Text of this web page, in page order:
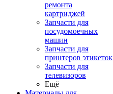
ремонта
картриджей
Запчасти для
посудомоечных
машин
Запчасти для
принтеров этикеток
Запчасти для
телевизоров
Ещё